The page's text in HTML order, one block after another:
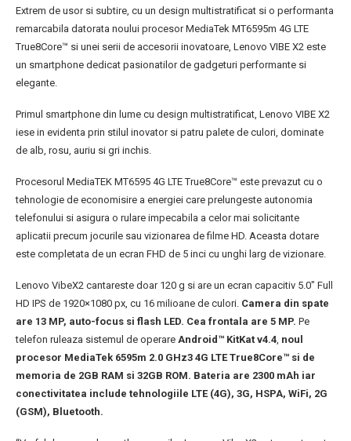
Extrem de usor si subtire, cu un design multistratificat si o performanta
remarcabila datorata noului procesor MediaTek MT6595m 4G LTE
True8Core™ si unei serii de accesorii inovatoare, Lenovo VIBE X2 este
un smartphone dedicat pasionatilor de gadgeturi performante si
elegante.
Primul smartphone din lume cu design multistratificat, Lenovo VIBE X2
iese in evidenta prin stilul inovator si patru palete de culori, dominate
de alb, rosu, auriu si gri inchis.
Procesorul MediaTEK MT6595 4G LTE True8Core™ este prevazut cu o
tehnologie de economisire a energiei care prelungeste autonomia
telefonului si asigura o rulare impecabila a celor mai solicitante
aplicatii precum jocurile sau vizionarea de filme HD. Aceasta dotare
este completata de un ecran FHD de 5 inci cu unghi larg de vizionare.
Lenovo VibeX2 cantareste doar 120 g si are un ecran capacitiv 5.0″ Full
HD IPS de 1920×1080 px, cu 16 milioane de culori. Camera din spate
are 13 MP, auto-focus si flash LED. Cea frontala are 5 MP. Pe
telefon ruleaza sistemul de operare Android™ KitKat v4.4 noul
procesor MediaTek 6595m 2.0 GHz3 4G LTE True8Core™ si de
memoria de 2GB RAM si 32GB ROM. Bateria are 2300 mAh iar
conectivitatea include tehnologiile LTE (4G), 3G, HSPA, WiFi, 2G
(GSM), Bluetooth.